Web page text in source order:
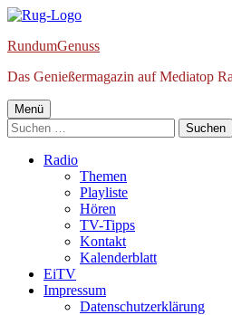
Springe
Inhalt
RundumGenuss
Das Genießermagazin auf Mediatop
Primäres
Menü
Menü
Suchen
nach:
Radio
Themen
Playliste
Hören
TV-Tipps
Kontakt
Kalenderblatt
EiTV
Impressum
Datenschutzerklärung